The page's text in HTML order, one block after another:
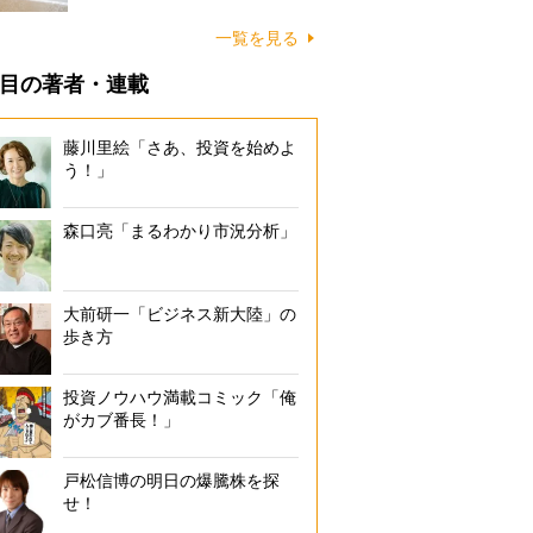
一覧を見る
の著者・連載
藤川里絵「さあ、投資を始めよ
う！」
森口亮「まるわかり市況分析」
大前研一「ビジネス新大陸」の
歩き方
投資ノウハウ満載コミック「俺
がカブ番長！」
戸松信博の明日の爆騰株を探
せ！